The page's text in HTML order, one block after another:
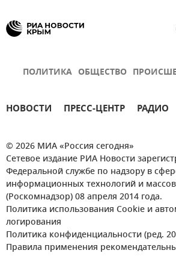
ПОЛИТИКА ОБЩЕСТВО
НОВОСТИ ПРЕСС-ЦЕНТР РАДИО
© 2026 МИА «Россия сегодня»
Сетевое издание РИА Новости
Федеральной службе по надзору в
информационных технологий и
(Роскомнадзор) 08 апреля 2014 года.
Политика использования Cookie и
логирования
Политика конфиденциальности (ред.
Правила применения